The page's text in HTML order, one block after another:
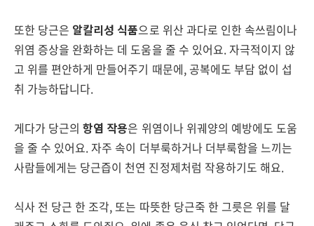
또한 당근은 알칼리성 식품으로 위산 과다로 인한 속쓰림이나
위염 증상을 완화하는 데 도움을 줄 수 있어요. 자극적이지 않
고 위를 편안하게 만들어주기 때문에, 공복에도 부담 없이 섭
취 가능하답니다.
게다가 당근의항염 작용은 위염이나 위궤양의 예방에도 도움
을 줄 수 있어요. 자주 속이 더부룩하거나 더부룩함을 느끼는
사람들에게는 당근즙이 천연 진정제처럼 작용하기도 해요.
식사 전 당근 한 조각, 또는 따뜻한 당근죽 한 그릇은 위를 달